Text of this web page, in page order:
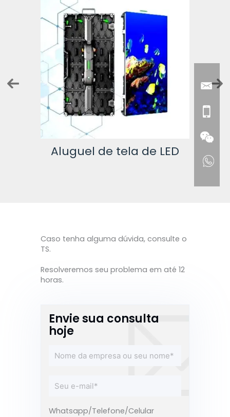
Aluguel de tela de LED
Caso tenha alguma dúvida, consulte o
TS.
Resolveremos seu problema em até 12
horas.
Envie sua consulta
hoje
Whatsapp/Telefone/Celular